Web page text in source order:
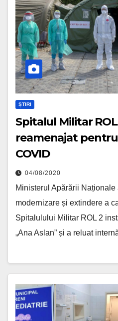
ȘTIRI
Spitalul Militar
reamenajat
COVID
04/08/2020
Ministerul Apărării
modernizare și extindere a
Spitalulului Militar ROL 2
„Ana Aslan” și a reluat